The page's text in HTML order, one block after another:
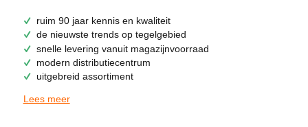
ruim 90 jaar kennis en kwaliteit
de nieuwste trends op tegelgebied
snelle levering vanuit magazijnvoorraad
modern distributiecentrum
uitgebreid assortiment
Lees meer